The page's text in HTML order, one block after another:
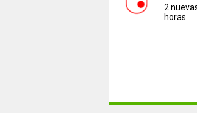
2
horas